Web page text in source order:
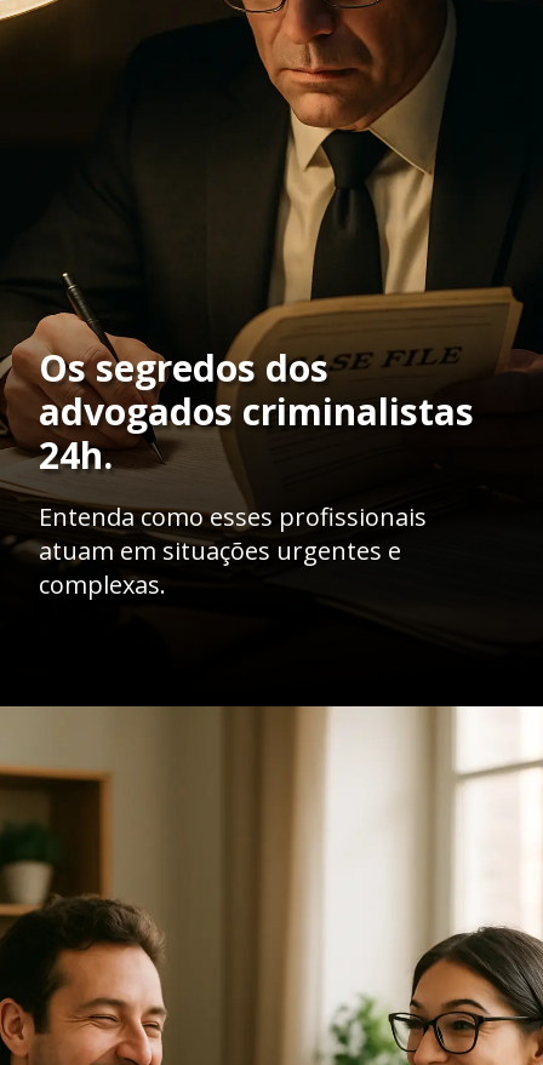
Os segredos dos
advogados criminalistas
24h.
Entenda como esses profissionais
atuam em situações urgentes e
complexas.